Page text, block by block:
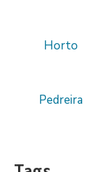
Horto
Pedreira